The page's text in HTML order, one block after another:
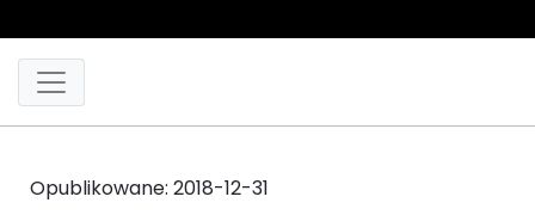
Opublikowane: 2018-12-31